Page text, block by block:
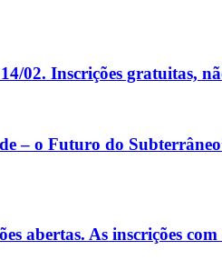
02. Inscrições gratuitas,
– o Futuro do
As inscrições com